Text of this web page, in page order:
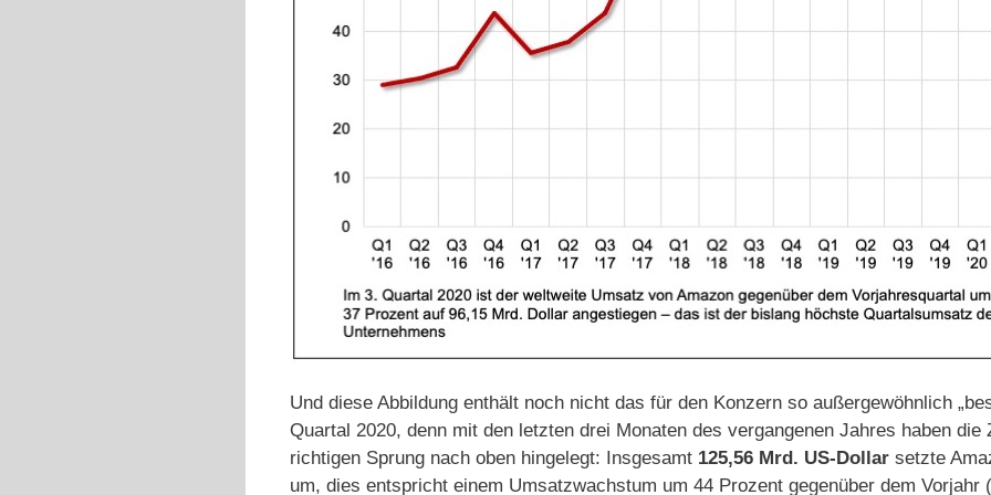
Und diese Abbildung enthält noch nicht das für den Konzern so außergewöhnlich
Quartal 2020, denn mit den letzten drei Monaten des vergangenen Jahres haben die
richtigen Sprung nach oben hingelegt: Insgesamt 125,56 Mrd. US-Dollar setzte
um, dies entspricht einem Umsatzwachstum um 44 Prozent gegenüber dem Vorjahr